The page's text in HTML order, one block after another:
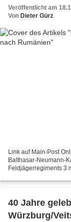
Veröffentlicht am
Von Dieter Gürz
Link auf Main-Post Online Vier Soldaten der in der
Balthasar-Neumann-
Feldjägerregiments 3
40 Jahre gelebte
Würzburg/